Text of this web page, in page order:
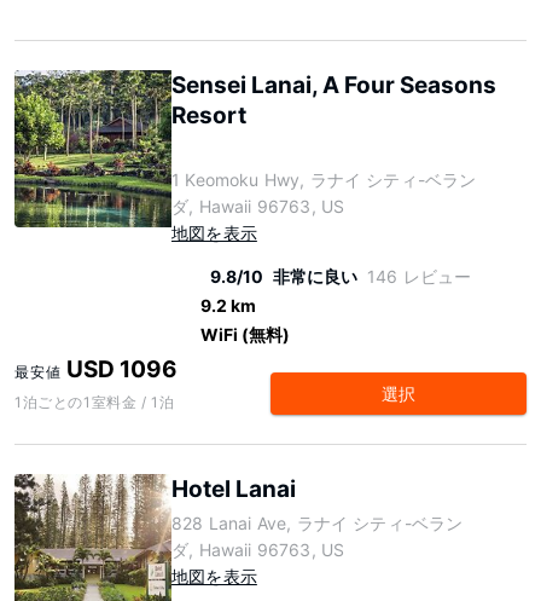
Sensei Lanai, A Four Seasons
Resort
1 Keomoku Hwy, ラナイ シティ-ベラン
ダ, Hawaii 96763, US
地図を表示
9.8/10 非常に良い 146 レビュー
9.2 km
WiFi (無料)
最安値 USD 1096
1泊ごとの1室料金 / 1泊 選択
Hotel Lanai
828 Lanai Ave, ラナイ シティ-ベラン
ダ, Hawaii 96763, US
地図を表示